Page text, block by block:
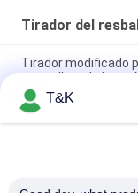
Tirador del
Tirador modificado
cremallera de Logo
Tirador del
PE ISO9001
Tirador de goma de
T&K